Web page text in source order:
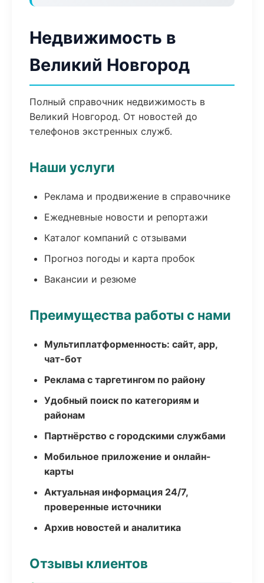
Недвижимость в
Великий Новгород
Полный справочник недвижимость в
Великий Новгород. От новостей до
телефонов экстренных служб.
Наши услуги
Реклама и продвижение в справочнике
Ежедневные новости и репортажи
Каталог компаний с отзывами
Прогноз погоды и карта пробок
Вакансии и резюме
Преимущества работы с нами
Мультиплатформенность: сайт, app,
чат-бот
Реклама с таргетингом по району
Удобный поиск по категориям и
районам
Партнёрство с городскими службами
Мобильное приложение и онлайн-
карты
Актуальная информация 24/7,
проверенные источники
Архив новостей и аналитика
Отзывы клиентов